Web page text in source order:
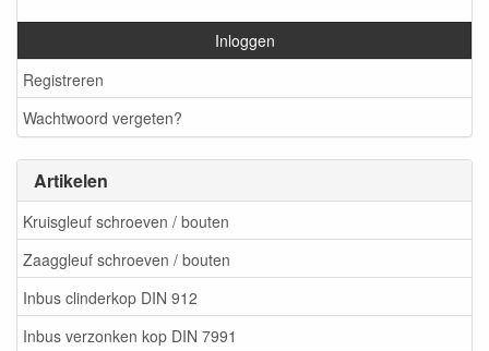
Inloggen
Registreren
Wachtwoord vergeten?
Artikelen
Kruisgleuf schroeven / bouten
Zaaggleuf schroeven / bouten
Inbus clinderkop DIN 912
Inbus verzonken kop DIN 7991